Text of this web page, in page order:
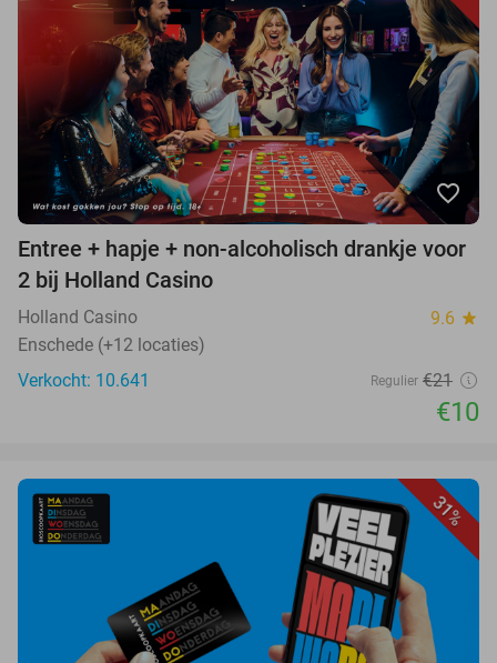
favorite_border
Entree + hapje + non-alcoholisch drankje voor
2 bij Holland Casino
Holland Casino 9.6 star
Enschede (+12 locaties)
Verkocht: 10.641
Regulier €21
€10
31%